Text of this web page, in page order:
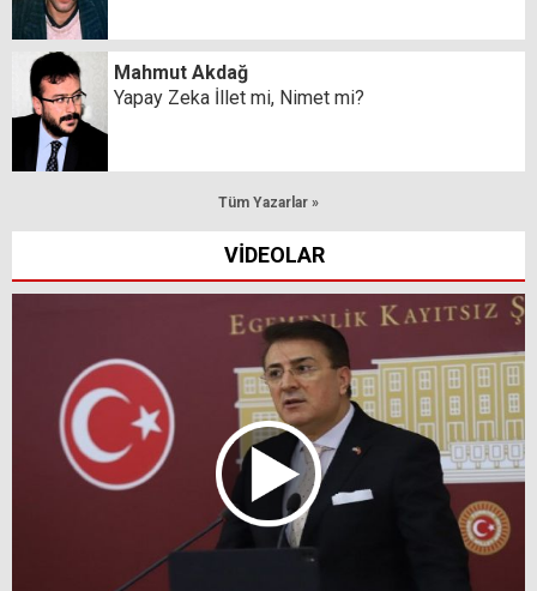
Mahmut Akdağ
Yapay Zeka İllet mi, Nimet mi?
Tüm Yazarlar »
VİDEOLAR